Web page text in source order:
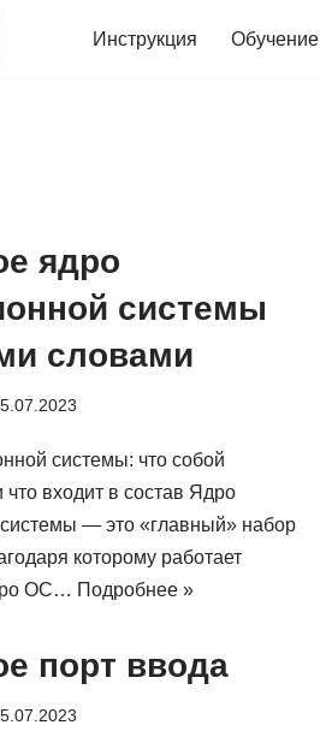
Инструкция Обучение
ядро
системы
словами
системы: что собой
что входит в состав Ядро
— это «главный» набор
которому работает
ОС… Подробнее »
порт ввода